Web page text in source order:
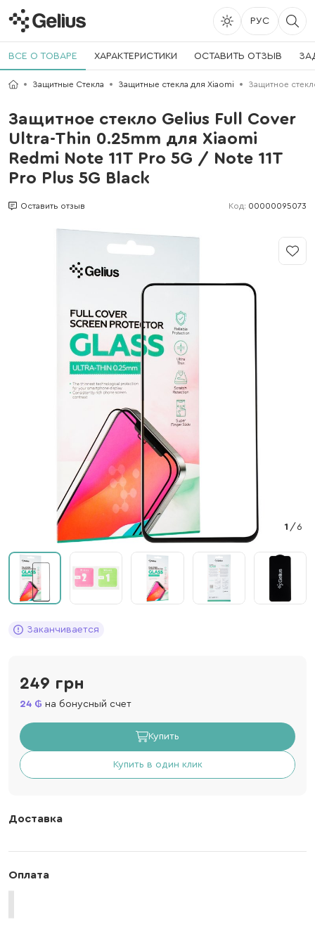
РУС
ВСЕ О ТОВАРЕ ХАРАКТЕРИСТИКИ ОСТАВИТЬ ОТЗЫВ
Защитные Стекла Защитные стекла для Xiaomi Защитное
Защитное стекло Gelius Full Cover
Ultra-Thin 0.25mm для Xiaomi
Redmi Note 11T Pro 5G / Note 11T
Pro Plus 5G Black
Оставить отзыв Код: 00000095073
1 / 6
Заканчивается
249 грн
24 на бонусный счет
Купить
Купить в один клик
Доставка
Оплата